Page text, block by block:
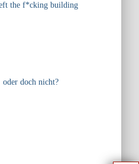
the f*cking building
doch nicht?